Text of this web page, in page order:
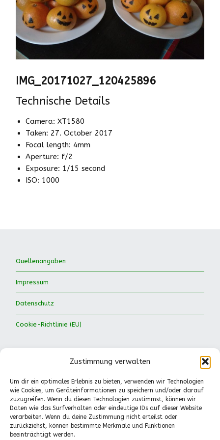
Zustimmung verwalten
Um dir ein optimales Erlebnis zu bieten, verwenden wir Technologien
wie Cookies, um Geräteinformationen zu speichern und/oder darauf
zuzugreifen. Wenn du diesen Technologien zustimmst, können wir
Daten wie das Surfverhalten oder eindeutige IDs auf dieser Website
verarbeiten. Wenn du deine Zustimmung nicht erteilst oder
zurückziehst, können bestimmte Merkmale und Funktionen
beeinträchtigt werden.
IMG_20171027_120425896
Technische Details
Camera: XT1580
Taken: 27. October 2017
Focal length: 4mm
Aperture: f/2
Exposure: 1/15 second
ISO: 1000
Quellenangaben
Impressum
Datenschutz
Cookie-Richtlinie (EU)
Waldkinder Ismaning e.V.
Dorfstraße 66
85737 Ismaning
Tel.: 089-41611244